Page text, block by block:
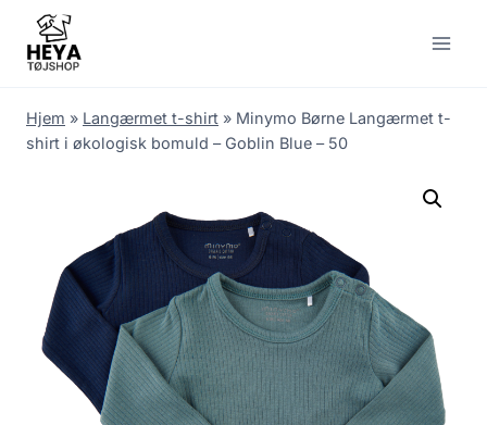
content
Hjem » Langærmet t-shirt » Minymo Børne Langærmet t-
shirt i økologisk bomuld – Goblin Blue – 50